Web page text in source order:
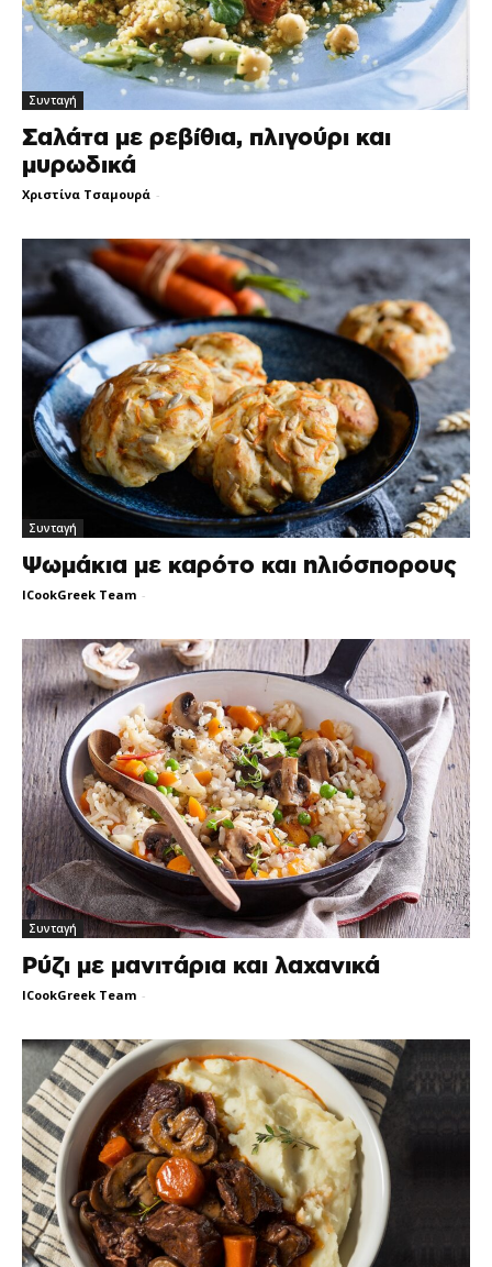
Συνταγή
Σαλάτα με ρεβίθια, πλιγούρι και
μυρωδικά
Χριστίνα Τσαμουρά -
Συνταγή
Ψωμάκια με καρότο και ηλιόσπορους
ICookGreek Team -
Συνταγή
Ρύζι με μανιτάρια και λαχανικά
ICookGreek Team -